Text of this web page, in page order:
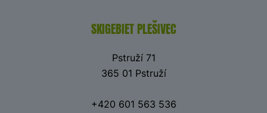
SKIGEBIET PLEŠIVEC
Pstruží 71
365 01 Pstruží
+420 601 563 536